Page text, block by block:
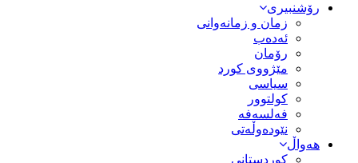
رۆشنبیری
زمان و زمانه‌وانی
ئەدەب
رۆمان
مێژووى کورد
سیاسى
کولتوور
فەلسەفە
نێودەوڵەتی
هەواڵ
کوردستانی